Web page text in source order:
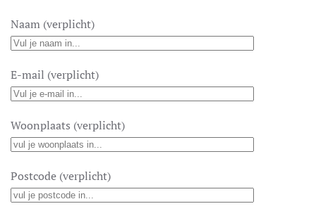
Naam (verplicht)
E-mail (verplicht)
Woonplaats (verplicht)
Postcode (verplicht)